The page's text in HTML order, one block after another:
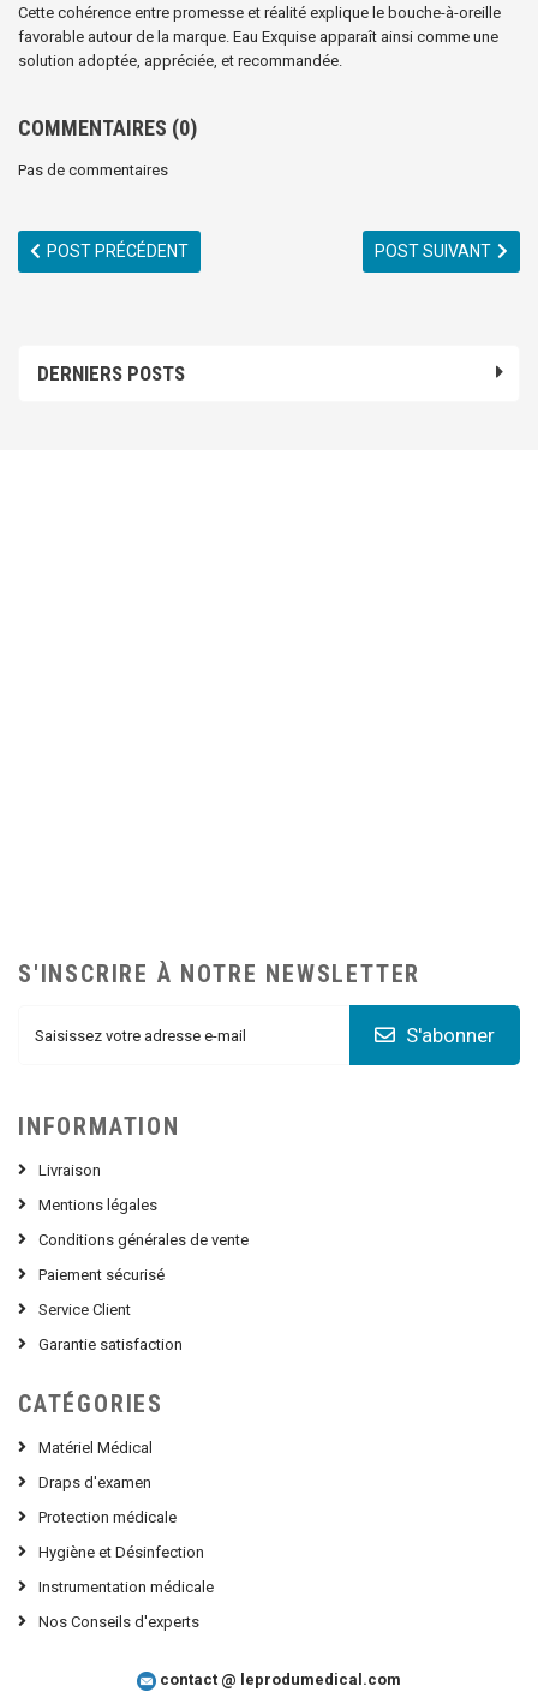
DERNIERS POSTS
Cette cohérence entre promesse et réalité explique le bouche-à-oreille
favorable autour de la marque. Eau Exquise apparaît ainsi comme une
solution adoptée, appréciée, et recommandée.
COMMENTAIRES (0)
Pas de commentaires
POST PRÉCÉDENT POST SUIVANT
S'INSCRIRE À NOTRE NEWSLETTER
S'abonner
INFORMATION
Livraison
Mentions légales
Conditions générales de vente
Paiement sécurisé
Service Client
Garantie satisfaction
CATÉGORIES
Matériel Médical
Draps d'examen
Protection médicale
Hygiène et Désinfection
Instrumentation médicale
Nos Conseils d'experts
contact @ leprodumedical.com